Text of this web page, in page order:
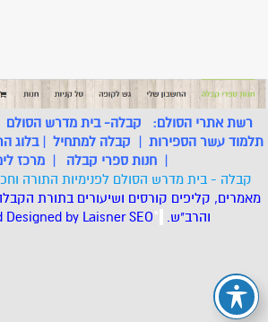
רשת אתרי הסולם: קבלה- בית מדרש הסולם
תלמוד עשר הספירות | קבלה למתחיל |בלוג
| חנות ספרי קבלה | מרכז
קבלה - בית מדרש הסולם לפנימיות התורה
מאמרים, קליפים קורסים ושיעורים בתורת
והרב"ש. *
Designed by LaisnerSEO